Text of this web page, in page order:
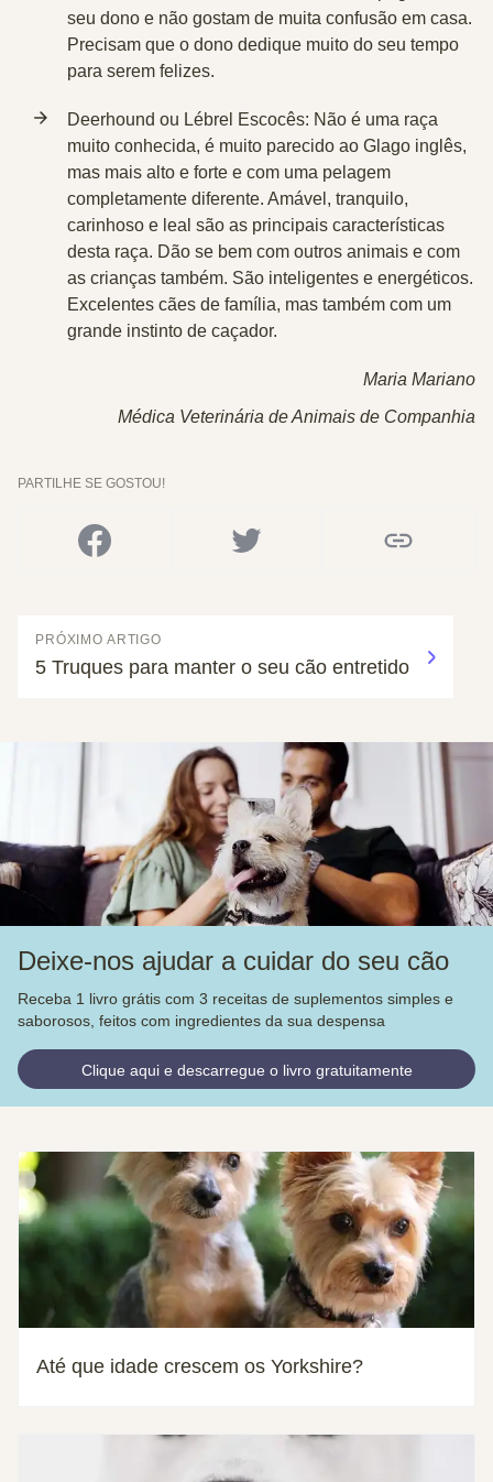
seu dono e não gostam de muita confusão em casa.
Precisam que o dono dedique muito do seu tempo
para serem felizes.
Deerhound ou Lébrel Escocês: Não é uma raça
muito conhecida, é muito parecido ao Glago inglês,
mas mais alto e forte e com uma pelagem
completamente diferente. Amável, tranquilo,
carinhoso e leal são as principais características
desta raça. Dão se bem com outros animais e com
as crianças também. São inteligentes e energéticos.
Excelentes cães de família, mas também com um
grande instinto de caçador.
Maria Mariano
Médica Veterinária de Animais de Companhia
PARTILHE SE GOSTOU!
PRÓXIMO ARTIGO
5 Truques para manter o seu cão entretido
Deixe-nos ajudar a cuidar do seu cão
Receba 1 livro grátis com 3 receitas de suplementos simples e
saborosos, feitos com ingredientes da sua despensa
Clique aqui e descarregue o livro gratuitamente
Até que idade crescem os Yorkshire?